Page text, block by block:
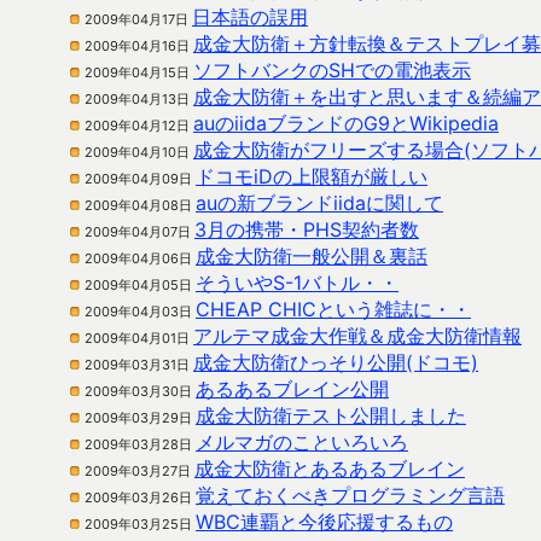
2009年04月17日 日本語の誤用
2009年04月16日 成金大防衛＋方針転換＆テストプレイ
2009年04月15日 ソフトバンクのSHでの電池表示
2009年04月13日 成金大防衛＋を出すと思います＆続編
2009年04月12日 auのiidaブランドのG9とWikipedia
2009年04月10日 成金大防衛がフリーズする場合(ソフト
2009年04月09日 ドコモiDの上限額が厳しい
2009年04月08日 auの新ブランドiidaに関して
2009年04月07日 3月の携帯・PHS契約者数
2009年04月06日 成金大防衛一般公開＆裏話
2009年04月05日 そういやS-1バトル・・
2009年04月03日 CHEAP CHICという雑誌に・・
2009年04月01日 アルテマ成金大作戦＆成金大防衛情報
2009年03月31日 成金大防衛ひっそり公開(ドコモ)
2009年03月30日 あるあるブレイン公開
2009年03月29日 成金大防衛テスト公開しました
2009年03月28日 メルマガのこといろいろ
2009年03月27日 成金大防衛とあるあるブレイン
2009年03月26日 覚えておくべきプログラミング言語
2009年03月25日 WBC連覇と今後応援するもの